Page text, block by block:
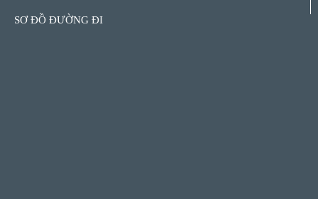
SƠ ĐỒ ĐƯỜNG ĐI